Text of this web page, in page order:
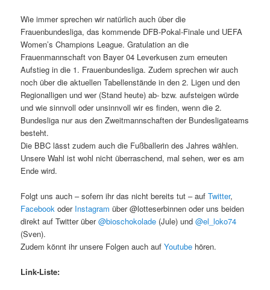
Wie immer sprechen wir natürlich auch über die
Frauenbundesliga, das kommende DFB-Pokal-Finale und UEFA
Women’s Champions League. Gratulation an die
Frauenmannschaft von Bayer 04 Leverkusen zum erneuten
Aufstieg in die 1. Frauenbundesliga. Zudem sprechen wir auch
noch über die aktuellen Tabellenstände in den 2. Ligen und den
Regionalligen und wer (Stand heute) ab- bzw. aufsteigen würde
und wie sinnvoll oder unsinnvoll wir es finden, wenn die 2.
Bundesliga nur aus den Zweitmannschaften der Bundesligateams
besteht.
Die BBC lässt zudem auch die Fußballerin des Jahres wählen.
Unsere Wahl ist wohl nicht überraschend, mal sehen, wer es am
Ende wird.
Folgt uns auch – sofern ihr das nicht bereits tut – aufTwitter,
Facebook oder Instagram über @lotteserbinnen oder uns beiden
direkt auf Twitter über@bioschokolade (Jule) und@el_loko74
(Sven).
Zudem könnt ihr unsere Folgen auch aufYoutube hören.
Link-Liste: